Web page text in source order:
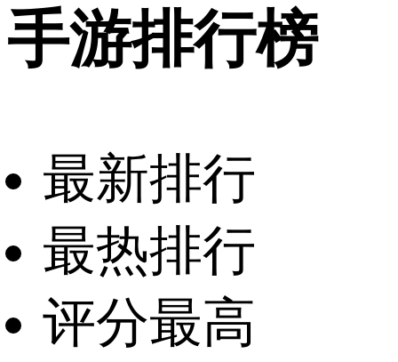
手游排行榜
最新排行
最热排行
评分最高